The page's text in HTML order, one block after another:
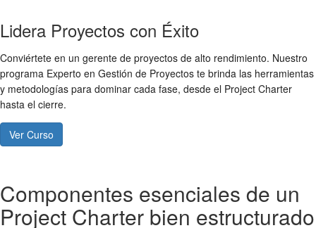
Lidera Proyectos con Éxito
Conviértete en un gerente de proyectos de alto rendimiento. Nuestro
programa Experto en Gestión de Proyectos te brinda las herramientas
y metodologías para dominar cada fase, desde el Project Charter
hasta el cierre.
Ver Curso
Componentes esenciales de un
Project Charter bien estructurado